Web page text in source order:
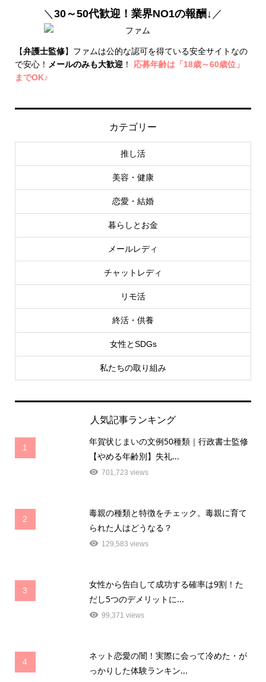
＼ 30～50代歓迎！業界NO1の報酬↓ ／
【弁護士監修】ファムは公的な認可を得ている安全サイトなの
で安心！ メールのみも大歓迎！ 応募年齢は「18歳～60歳位」
までOK♪
カテゴリー
推し活
美容・健康
恋愛・結婚
暮らしとお金
メールレディ
チャットレディ
リモ活
終活・供養
女性とSDGs
私たちの取り組み
人気記事ランキング
1
年賀状じまいの文例50種類｜行政書士監修
【やめる年齢別】失礼...
701,723 views
2
毒親の種類と特徴をチェック。毒親に育て
られた人はどうなる？
129,583 views
3
女性から告白して成功する確率は9割！た
だし5つのデメリットに...
99,371 views
4
ネット恋愛の闇！実際に会って冷めた・が
っかりした体験ランキン...